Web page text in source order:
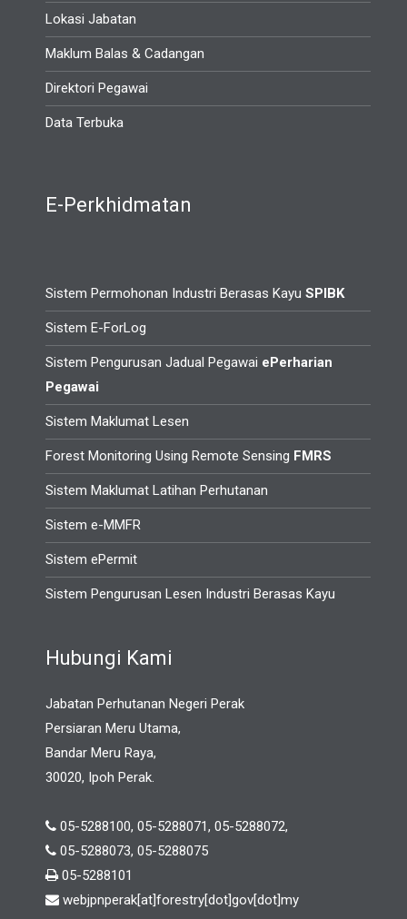
Lokasi Jabatan
Maklum Balas & Cadangan
Direktori Pegawai
Data Terbuka
E-Perkhidmatan
Sistem Permohonan Industri Berasas Kayu SPIBK
Sistem E-ForLog
Sistem Pengurusan Jadual Pegawai ePerharian
Pegawai
Sistem Maklumat Lesen
Forest Monitoring Using Remote Sensing FMRS
Sistem Maklumat Latihan Perhutanan
Sistem e-MMFR
Sistem ePermit
Sistem Pengurusan Lesen Industri Berasas Kayu
Hubungi Kami
Jabatan Perhutanan Negeri Perak
Persiaran Meru Utama,
Bandar Meru Raya,
30020, Ipoh Perak.
05-5288100, 05-5288071, 05-5288072,
05-5288073, 05-5288075
05-5288101
webjpnperak[at]forestry[dot]gov[dot]my